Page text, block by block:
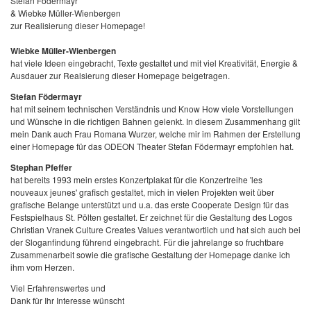
& Wiebke Müller-Wienbergen
zur Realisierung dieser Homepage!
Wiebke Müller-Wienbergen
hat viele Ideen eingebracht, Texte gestaltet und mit viel Kreativität, Energie &
Ausdauer zur Realsierung dieser Homepage beigetragen.
Stefan Födermayr
hat mit seinem technischen Verständnis und Know How viele Vorstellungen
und Wünsche in die richtigen Bahnen gelenkt. In diesem Zusammenhang gilt
mein Dank auch Frau Romana Wurzer, welche mir im Rahmen der Erstellung
einer Homepage für das ODEON Theater Stefan Födermayr empfohlen hat.
Stephan Pfeffer
hat bereits 1993 mein erstes Konzertplakat für die Konzertreihe 'les
nouveaux jeunes' grafisch gestaltet, mich in vielen Projekten weit über
grafische Belange unterstützt und u.a. das erste Cooperate Design für das
Festspielhaus St. Pölten gestaltet. Er zeichnet für die Gestaltung des Logos
Christian Vranek Culture Creates Values verantwortlich und hat sich auch bei
der Sloganfindung führend eingebracht. Für die jahrelange so fruchtbare
Zusammenarbeit sowie die grafische Gestaltung der Homepage danke ich
ihm vom Herzen.
Viel Erfahrenswertes und
Dank für Ihr Interesse wünscht